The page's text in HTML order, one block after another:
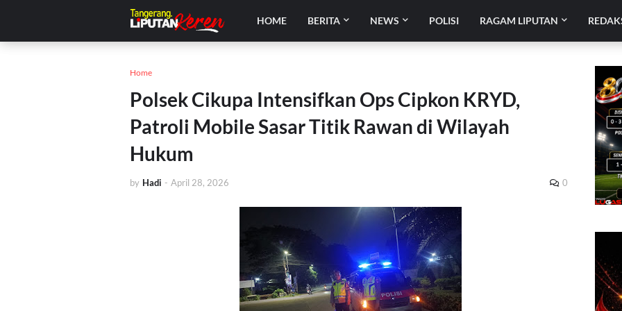
HOME BERITA NEWS POLISI RAGAM LIPUTAN
Home
Polsek Cikupa Intensifkan Ops Cipkon KRYD,
Patroli Mobile Sasar Titik Rawan di Wilayah
Hukum
by Hadi - April 28, 2026 0